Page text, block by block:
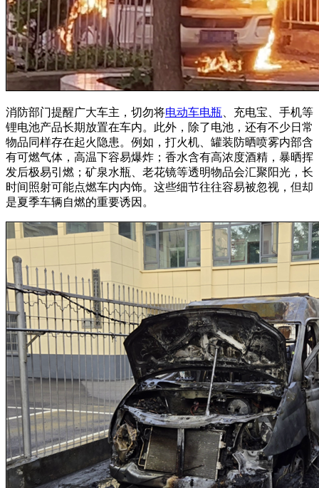
消防部门提醒广大车主，切勿将电动车电瓶 、充电宝、手机等
锂电池产品长期放置在车内。此外，除了电池，还有不少日常
物品同样存在起火隐患。例如，打火机、罐装防晒喷雾内部含
有可燃气体，高温下容易爆炸；香水含有高浓度酒精，暴晒挥
发后极易引燃；矿泉水瓶、老花镜等透明物品会汇聚阳光，长
时间照射可能点燃车内内饰。这些细节往往容易被忽视，但却
是夏季车辆自燃的重要诱因。